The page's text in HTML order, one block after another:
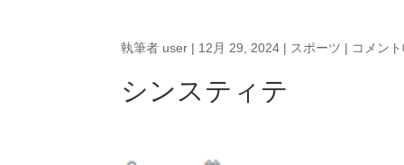
執筆者 user | 12月 29, 2024 | スポーツ | コメン
シンスティテ